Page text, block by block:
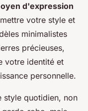
d'expression
votre style et
minimalistes
précieuses,
votre identité et
personnelle.
style quotidien, non